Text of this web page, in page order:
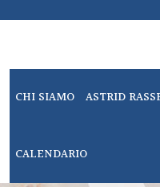
CHI SIAMO ASTRID
CALENDARIO